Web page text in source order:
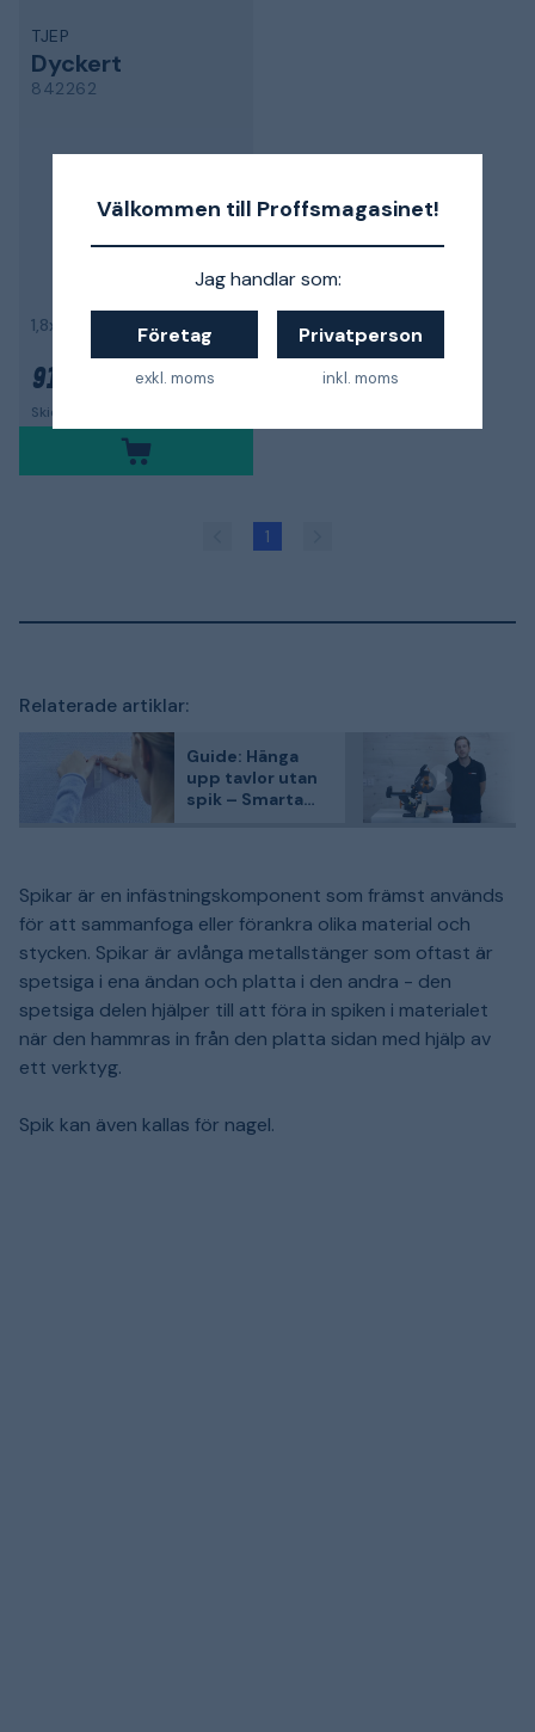
Välkommen till Proffsmagasinet!
Jag handlar som:
Företag
exkl. moms
Privatperson
inkl. moms
TJEP
Dyckert
842262
912 kr
Skickas om 8-10 dagar
1
Relaterade artiklar:
Guide: Hänga
upp tavlor utan
spik – Smarta
Spikar är en infästningskomponent som främst används
för att sammanfoga eller förankra olika material och
stycken. Spikar är avlånga metallstänger som oftast är
spetsiga i ena ändan och platta i den andra - den
spetsiga delen hjälper till att föra in spiken i materialet
när den hammras in från den platta sidan med hjälp av
ett verktyg.
Spik kan även kallas för nagel.